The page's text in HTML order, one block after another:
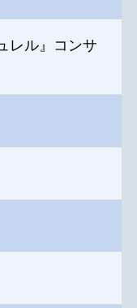
レル』コンサ